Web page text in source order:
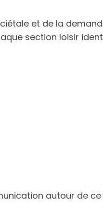
et de la
section loisir
autour de